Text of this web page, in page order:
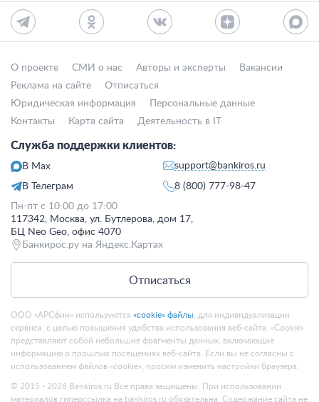
О проекте СМИ о нас Авторы и эксперты
Вакансии
Реклама на сайте
Отписаться
Юридическая информация
Персональные данные
Контакты
Карта сайта Деятельность в IT
Служба поддержки клиентов:
В Max
В Телеграм
support@bankiros.ru
8 (800) 777-98-47
Пн-пт с 10:00 до 17:00
117342, Москва, ул. Бутлерова, дом 17,
БЦ Neo Geo, офис 4070
Банкирос.ру на Яндекс.Картах
Отписаться
ООО «АРСфин» используются «cookie» файлы , для индивидуализации
сервиса, с целью повышения удобства использования веб-сайта. «Cookie»
представляют собой небольшие фрагменты данных, включающие
информацию о прошлых посещениях веб-сайта. Если вы не согласны с
использованием файлов «cookie», просим изменить настройки браузера.
© 2015 - 2026 Bankiros.ru Все права защищены. При использовании
материалов гиперссылка на bankiros.ru обязательна. Содержание сайта не